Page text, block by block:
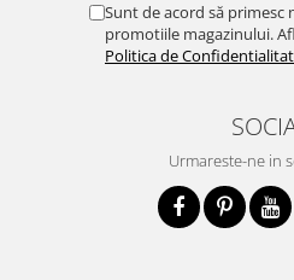
Sunt de acord să primesc
promotiile magazinului.
Politica de
Urmareste-ne in